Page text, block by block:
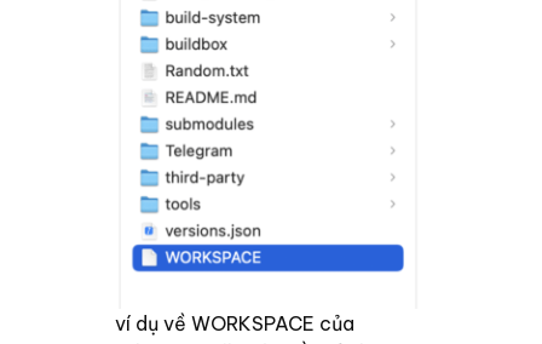
ví dụ về WORKSPACE của